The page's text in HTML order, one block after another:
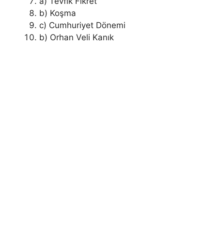
b) Koşma
c) Cumhuriyet Dönemi
b) Orhan Veli Kanık